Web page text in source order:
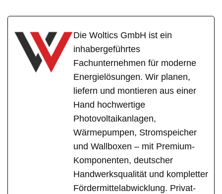
Die Woltics GmbH ist ein
inhabergeführtes
Fachunternehmen für moderne
Energielösungen. Wir planen,
liefern und montieren aus einer
Hand hochwertige
Photovoltaikanlagen,
Wärmepumpen, Stromspeicher
und Wallboxen – mit Premium-
Komponenten, deutscher
Handwerksqualität und kompletter
Fördermittelabwicklung. Privat-